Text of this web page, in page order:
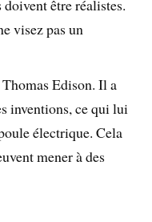
être réalistes.
visez pas un
Edison. Il a
inventions, ce qui lui
électrique. Cela
mener à des